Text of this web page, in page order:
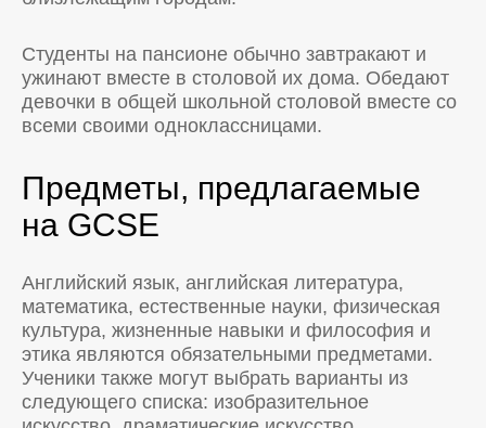
Студенты на пансионе обычно завтракают и
ужинают вместе в столовой их дома. Обедают
девочки в общей школьной столовой вместе со
всеми своими одноклассницами.
Предметы, предлагаемые
на GCSE
Английский язык, английская литература,
математика, естественные науки, физическая
культура, жизненные навыки и философия и
этика являются обязательными предметами.
Ученики также могут выбрать варианты из
следующего списка: изобразительное